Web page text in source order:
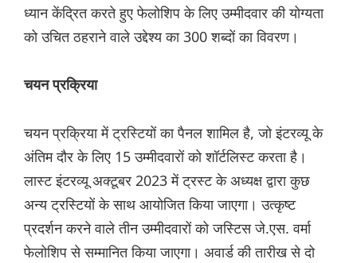
ध्यान केंद्रित करते हुए फेलोशिप के लिए उम्मीदवार की योग्यता
को उचित ठहराने वाले उद्देश्य का 300 शब्दों का विवरण।
चयन प्रक्रिया
चयन प्रक्रिया में ट्रस्टियों का पैनल शामिल है, जो इंटरव्यू के
अंतिम दौर के लिए 15 उम्मीदवारों को शॉर्टलिस्ट करता है।
लास्ट इंटरव्यू अक्टूबर 2023 में ट्रस्ट के अध्यक्ष द्वारा कुछ
अन्य ट्रस्टियों के साथ आयोजित किया जाएगा। उत्कृष्ट
प्रदर्शन करने वाले तीन उम्मीदवारों को जस्टिस जे.एस. वर्मा
फेलोशिप से सम्मानित किया जाएगा। अवार्ड की तारीख से दो